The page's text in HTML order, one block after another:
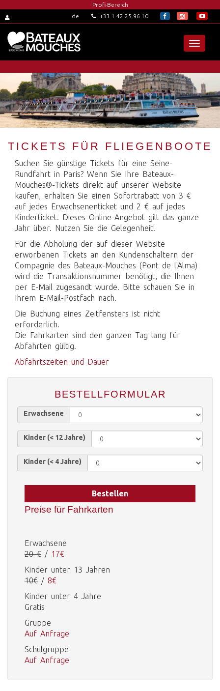
Profi-Bereich
de
+33 1 42 25 96 10
Toggle
TICKETS FÜR FLIEGENBOOTE
Suchen Sie günstige Tickets für eine Seine-
Rundfahrt in Paris? Wenn Sie Ihre Bateaux-
Mouches®-Tickets direkt auf unserer Website
kaufen, erhalten Sie einen Sofortrabatt von 3 €
auf jedes Erwachsenenticket und 2 € auf jedes
Kinderticket. Dieses Online-Angebot gilt das ganze
Jahr über. Nutzen Sie die Gelegenheit!
Für die Abholung der auf dieser Website
erworbenen Tickets an den Kundenschaltern der
Compagnie des Bateaux-Mouches (Pont de l'Alma)
wird die Transaktionsnummer benötigt, die Ihnen
per E-Mail zugesandt wurde. Bitte schauen Sie in
Ihrem E-Mail-Postfach nach.
Die Buchung eines Zeitfensters ist nicht
erforderlich.
Die Fahrkarten sind den ganzen Tag lang für
Abfahrten gültig.
Abfahrtszeiten und Dauer
BESTELLFORMULAR
Erwachsene
Kinder (< 12 Jahre)
Kinder (< 4 Jahre)
Bestellen
Preise für Fahrkarten
Erwachsene
20 € / 17€
Kinder unter 13 Jahren
10€ / 8€
Kinder unter 4 Jahre
Gratis
Gruppe
Auf Anfrage
Schulgruppe
Auf Anfrage